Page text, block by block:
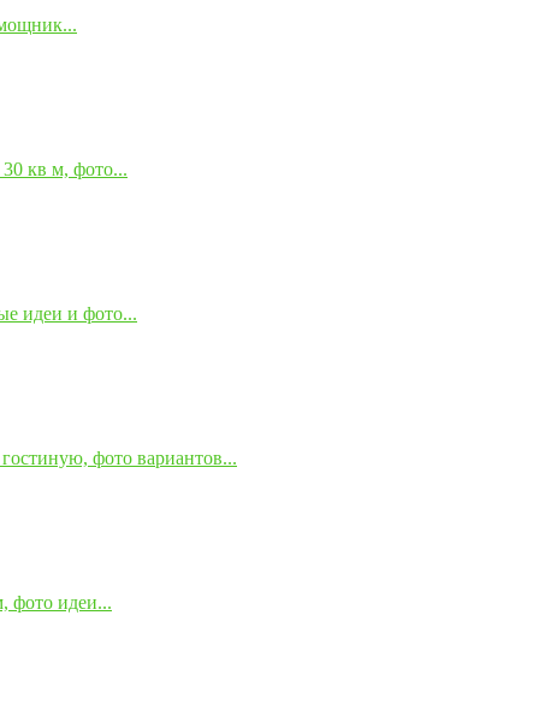
кв м, фото...
идеи и фото...
фото вариантов...
фото идеи...